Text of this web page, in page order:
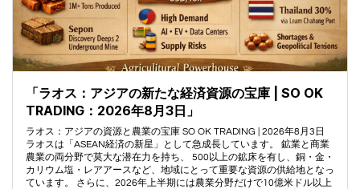
「ラオス：アジアの新たな経済資源の宝庫 | SO OK
TRADING：2026年8月3日」
ラオス：アジアの資源と農業の宝庫 SO OK TRADING | 2026年8月3日
ラオスは「ASEAN経済の新星」として急成長しています。 鉱業と商業
農業の両分野で莫大な潜在力を持ち、 500以上の鉱床を有し、銅・金・
カリウム塩・レアアースなど、地域にとって重要な資源の供給地となっ
ています。 さらに、2026年上半期には農業分野だけで10億米ドル以上